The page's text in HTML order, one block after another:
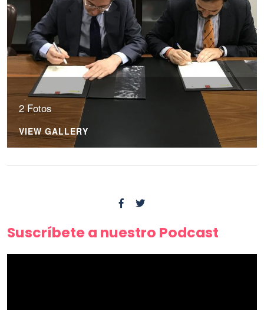
2 Fotos
VIEW GALLERY
Suscríbete a nuestro Podcast